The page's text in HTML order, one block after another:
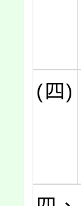
(四)